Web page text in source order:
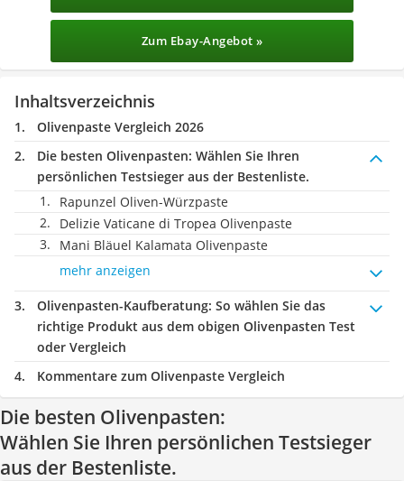
Zum Ebay-Angebot »
Inhaltsverzeichnis
Olivenpaste Vergleich 2026
Die besten Olivenpasten: Wählen Sie Ihren
persönlichen Testsieger aus der Bestenliste.
Rapunzel Oliven-Würzpaste
Delizie Vaticane di Tropea Olivenpaste
Mani Bläuel Kalamata Olivenpaste
mehr anzeigen
Olivenpasten-Kaufberatung: So wählen Sie das
richtige Produkt aus dem obigen Olivenpasten Test
oder Vergleich
Kommentare zum Olivenpaste Vergleich
Die besten Olivenpasten:
Wählen Sie Ihren persönlichen Testsieger
aus der Bestenliste.